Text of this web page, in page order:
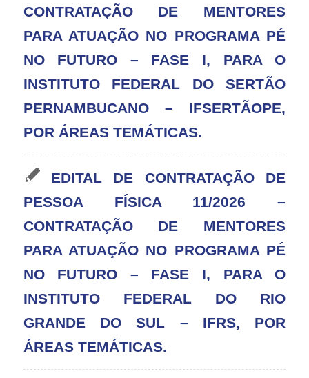
CONTRATAÇÃO DE MENTORES
PARA ATUAÇÃO NO PROGRAMA PÉ
NO FUTURO – FASE I, PARA O
INSTITUTO FEDERAL DO SERTÃO
PERNAMBUCANO – IFSERTÃOPE,
POR ÁREAS TEMÁTICAS.
EDITAL DE CONTRATAÇÃO DE
PESSOA FÍSICA 11/2026 –
CONTRATAÇÃO DE MENTORES
PARA ATUAÇÃO NO PROGRAMA PÉ
NO FUTURO – FASE I, PARA O
INSTITUTO FEDERAL DO RIO
GRANDE DO SUL – IFRS, POR
ÁREAS TEMÁTICAS.